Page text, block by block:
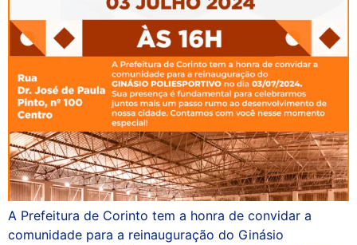
A Prefeitura de Corinto tem a honra de convidar a
comunidade para a reinauguração do Ginásio